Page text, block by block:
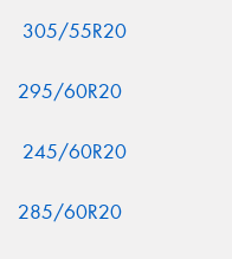
305/55R20
295/60R20
245/60R20
285/60R20